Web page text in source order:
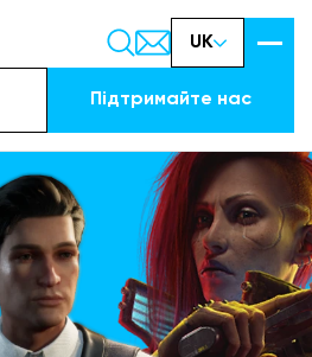
UK
Підтримайте наc